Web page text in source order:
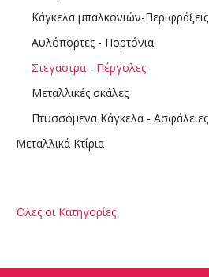
Κάγκελα μπαλκονιών-Περιφράξεις
Αυλόπορτες - Πορτόνια
Στέγαστρα - Πέργολες
Μεταλλικές σκάλες
Πτυσσόμενα Κάγκελα - Ασφάλειες
Μεταλλικά Κτίρια
Όλες οι Κατηγορίες